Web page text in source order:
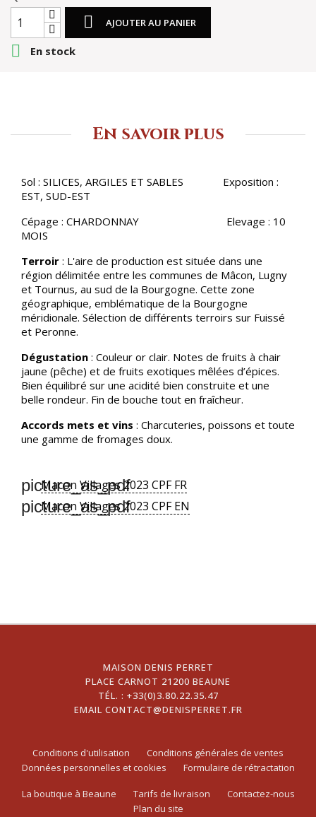
 AJOUTER AU PANIER
 En stock
En savoir plus
Sol : SILICES, ARGILES ET SABLES Exposition :
EST, SUD-EST
Cépage : CHARDONNAY Elevage : 10
MOIS
Terroir : L'aire de production est située dans une
région délimitée entre les communes de Mâcon, Lugny
et Tournus, au sud de la Bourgogne. Cette zone
géographique, emblématique de la Bourgogne
méridionale. Sélection de différents terroirs sur Fuissé
et Peronne.
Dégustation : Couleur or clair. Notes de fruits à chair
jaune (pêche) et de fruits exotiques mêlées d’épices.
Bien équilibré sur une acidité bien construite et une
belle rondeur. Fin de bouche tout en fraîcheur.
Accords mets et vins : Charcuteries, poissons et toute
une gamme de fromages doux.
picture_as_pdf
Macon Villages 2023 CPF FR
picture_as_pdf
Macon Villages 2023 CPF EN
MAISON DENIS PERRET
PLACE CARNOT 21200 BEAUNE
TÉL. : +33(0)3.80.22.35.47
EMAIL CONTACT@DENISPERRET.FR
Conditions d'utilisation
Conditions générales de ventes
Données personnelles et cookies
Formulaire de rétractation
La boutique à Beaune Tarifs de livraison
Contactez-nous
Plan du site